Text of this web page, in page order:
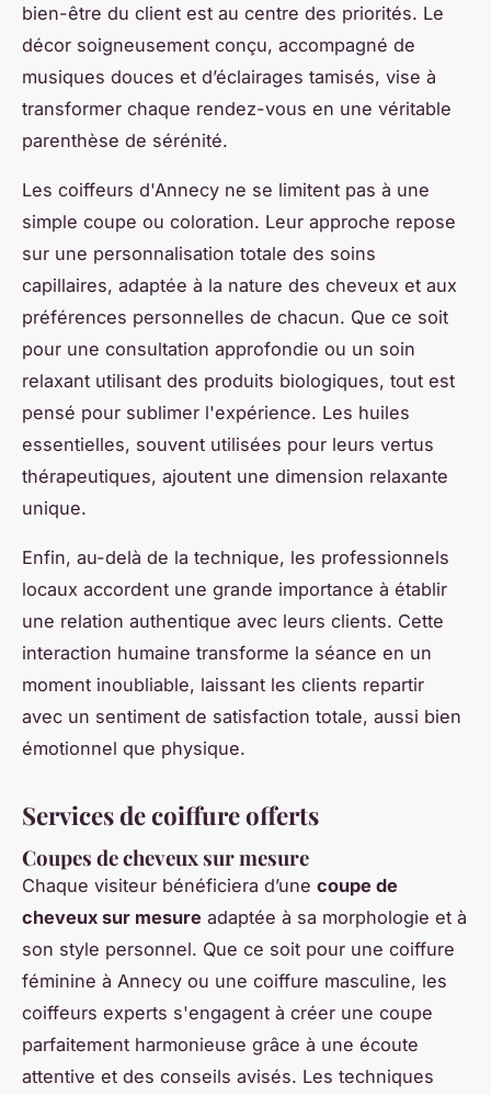
bien-être du client est au centre des priorités. Le
décor soigneusement conçu, accompagné de
musiques douces et d’éclairages tamisés, vise à
transformer chaque rendez-vous en une véritable
parenthèse de sérénité.
Les coiffeurs d'Annecy ne se limitent pas à une
simple coupe ou coloration. Leur approche repose
sur une personnalisation totale des soins
capillaires, adaptée à la nature des cheveux et aux
préférences personnelles de chacun. Que ce soit
pour une consultation approfondie ou un soin
relaxant utilisant des produits biologiques, tout est
pensé pour sublimer l'expérience. Les huiles
essentielles, souvent utilisées pour leurs vertus
thérapeutiques, ajoutent une dimension relaxante
unique.
Enfin, au-delà de la technique, les professionnels
locaux accordent une grande importance à établir
une relation authentique avec leurs clients. Cette
interaction humaine transforme la séance en un
moment inoubliable, laissant les clients repartir
avec un sentiment de satisfaction totale, aussi bien
émotionnel que physique.
Services de coiffure offerts
Coupes de cheveux sur mesure
Chaque visiteur bénéficiera d’une coupe de
cheveux sur mesure adaptée à sa morphologie et à
son style personnel. Que ce soit pour une coiffure
féminine à Annecy ou une coiffure masculine, les
coiffeurs experts s'engagent à créer une coupe
parfaitement harmonieuse grâce à une écoute
attentive et des conseils avisés. Les techniques